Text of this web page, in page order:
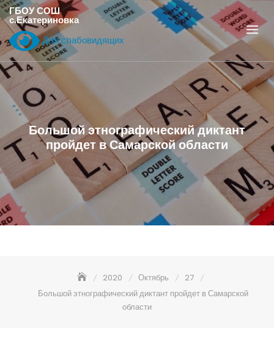
Перейти
к
содержанию
ГБОУ СОШ
с.Екатериновка
Для слабовидящих
Большой этнографический диктант
пройдет в Самарской области
2020 Октябрь
27
Большой этнографический диктант пройдет в Самарской
области